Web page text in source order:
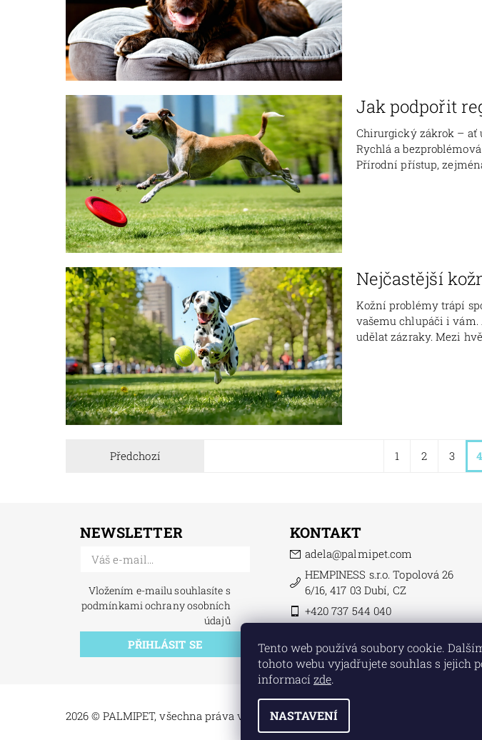
Jak podpořit
Chirurgický zákrok – ať
Rychlá a
Přírodní přístup,
Nejčastější
Kožní problémy trápí
vašemu chlupáči i vám.
udělat zázraky. Mezi
Předchozí 1 2 3 4
NEWSLETTER
Vložením e-mailu souhlasíte s
podmínkami ochrany osobních
údajů
KONTAKT
adela@palmipet.com
HEMPINESS s.r.o. Topolová 26
6/16, 417 03 Dubí, CZ
+420 737 544 040
2026 © PALMIPET, všechna práva vyhrazena
Tento web používá soubory cookie.
tohoto webu vyjadřujete souhlas s jejich
informací zde.
NASTAVENÍ